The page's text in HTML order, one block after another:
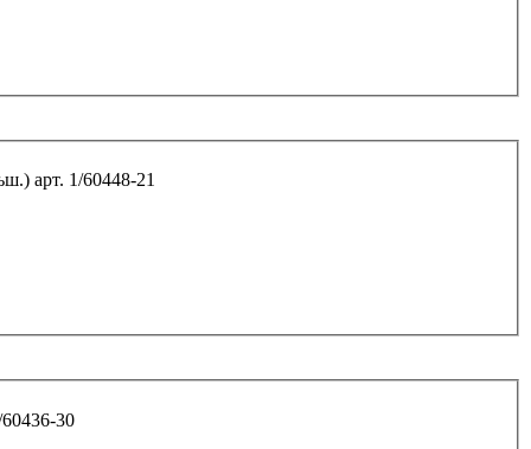
Болт М8*80*1,25 8.8 хомута глушителя 2101 (больш.) арт. 1/60448-21
30